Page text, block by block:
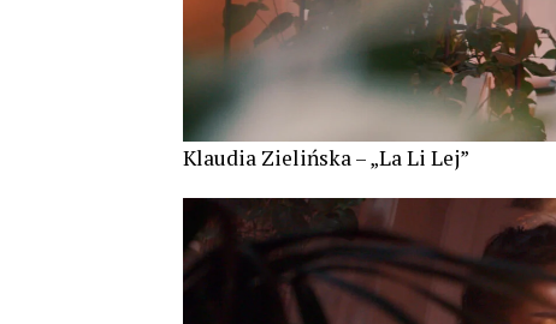
Klaudia Zielińska – „La Li Lej”